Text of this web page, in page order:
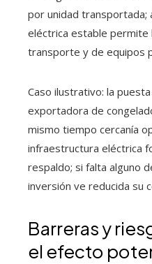
por unidad transportada;
eléctrica estable permite
transporte y de equipos
Caso ilustrativo: la
exportadora de
mismo tiempo cercanía
infraestructura eléctrica
respaldo; si falta alguno
inversión ve reducida su
Barreras y
el efecto